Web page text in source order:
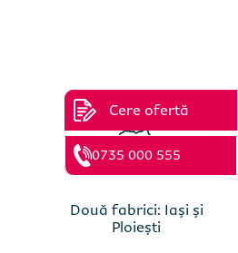
Două fabrici: Iași și
Ploiești
Cere ofertă
0735 000 555